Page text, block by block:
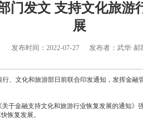
门发文 支持文化旅游
展
发布时间： 2022-07-27发布者：武华·郝
文化和旅游部日前联合印发通知，发挥金融
金融支持文化和旅游行业恢复发展的通知》
恢复发展。